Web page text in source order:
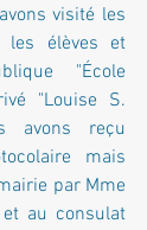
visité les
les élèves et
"École
"Louise S.
avons reçu
mais
par Mme
au consulat